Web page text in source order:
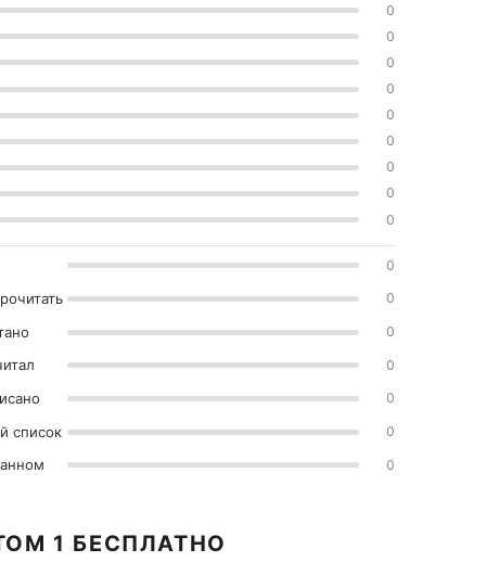
0
0
0
0
0
0
0
0
0
0
0
0
0
0
список 0
0
1 БЕСПЛАТНО